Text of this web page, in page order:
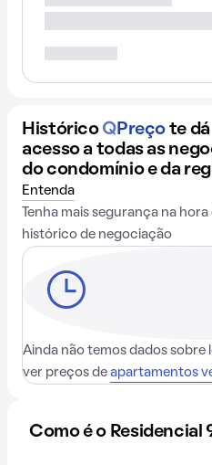
Histórico QPreço te dá
acesso a todas as
do condomínio e da
Entenda
Tenha mais segurança na
histórico de negociação
Ainda não temos dados sobre
ver preços de apartamentos
Como é o Residencial